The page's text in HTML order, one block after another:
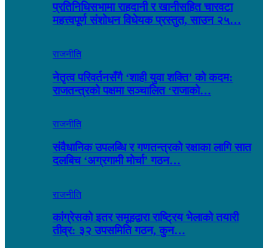
प्रतिनिधिसभामा राहदानी र खानीसहित चारवटा
महत्त्वपूर्ण संशोधन विधेयक प्रस्तुत, साउन २५…
राजनीति
नेतृत्व परिवर्तनसँगै ‘शाही युवा शक्ति’ को कदम:
राजतन्त्रको पक्षमा सञ्चालित ‘राजाको…
राजनीति
संवैधानिक उपलब्धि र गणतन्त्रको रक्षाका लागि सात
दलबिच ‘अग्रगामी मोर्चा’ गठन…
राजनीति
कांग्रेसको इतर समूहद्वारा राष्ट्रिय भेलाको तयारी
तीव्र: ३२ उपसमिति गठन, कुन…